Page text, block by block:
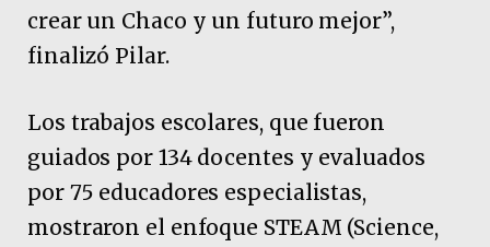
crear un Chaco y un futuro mejor”,
finalizó Pilar.
Los trabajos escolares, que fueron
guiados por 134 docentes y evaluados
por 75 educadores especialistas,
mostraron el enfoque STEAM (Science,